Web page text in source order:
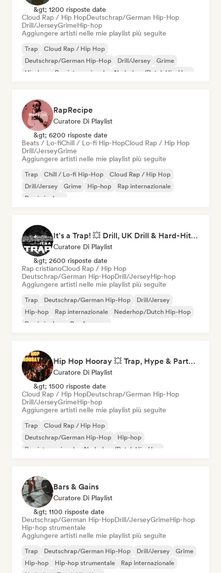
&gt; 1200 risposte date
Cloud Rap / Hip HopDeutschrap/German Hip-Hop
Drill/JerseyGrimeHip-hop
Aggiungere artisti nelle mie playlist più seguite
Trap
Cloud Rap / Hip Hop
Deutschrap/German Hip-Hop
Drill/Jersey
Grime
Hip-hop
Rap internazionale Nederhop/Dutch Hip-Hop
RapRecipe
Curatore Di Playlist
&gt; 6200 risposte date
Beats / Lo-fiChill / Lo-fi Hip-HopCloud Rap / Hip Hop
Drill/JerseyGrime
Aggiungere artisti nelle mie playlist più seguite
Trap Chill / Lo-fi Hip-Hop
Cloud Rap / Hip Hop
Drill/Jersey
Grime Hip-hop
Rap internazionale
Rap in inglese
It's a Trap! 💥 Drill, UK Drill & Hard-Hitting Trap
Curatore Di Playlist
&gt; 2600 risposte date
Rap cristianoCloud Rap / Hip Hop
Deutschrap/German Hip-HopDrill/JerseyHip-hop
Aggiungere artisti nelle mie playlist più seguite
Trap Deutschrap/German Hip-Hop
Drill/Jersey
Hip-hop
Rap internazionale
Nederhop/Dutch Hip-Hop
Rap in inglese
Rap francese
Hip Hop Hooray 💥 Trap, Hype & Party Rap Bangers
Curatore Di Playlist
&gt; 1500 risposte date
Cloud Rap / Hip HopDeutschrap/German Hip-Hop
Drill/JerseyGrimeHip-hop
Aggiungere artisti nelle mie playlist più seguite
Trap
Cloud Rap / Hip Hop
Deutschrap/German Hip-Hop
Hip-hop
Rap internazionale
Nederhop/Dutch Hip-Hop
Bars & Gains
Curatore Di Playlist
&gt; 1100 risposte date
Deutschrap/German Hip-HopDrill/JerseyGrimeHip-hop
Hip-hop strumentale
Aggiungere artisti nelle mie playlist più seguite
Trap Deutschrap/German Hip-Hop Drill/Jersey
Grime
Hip-hop
Hip-hop strumentale
Rap internazionale